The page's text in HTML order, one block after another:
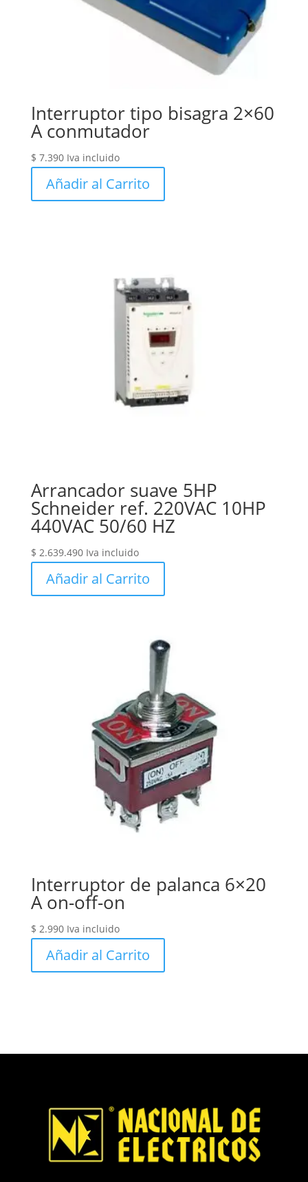
Interruptor tipo bisagra 2×60
A conmutador
$ 7.390 Iva incluido
Añadir al Carrito
Arrancador suave 5HP
Schneider ref. 220VAC 10HP
440VAC 50/60 HZ
$ 2.639.490 Iva incluido
Añadir al Carrito
Interruptor de palanca 6×20
A on-off-on
$ 2.990 Iva incluido
Añadir al Carrito